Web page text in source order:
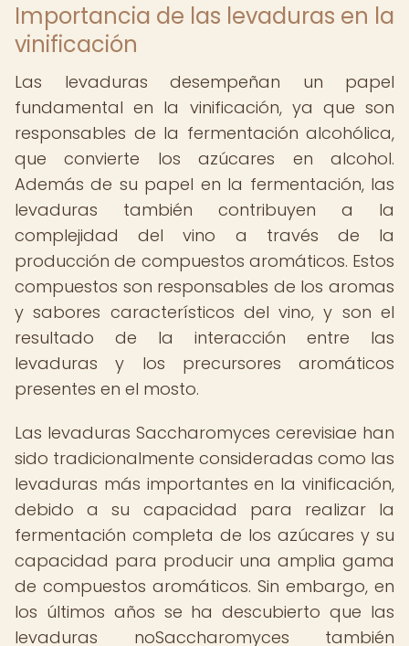
Importancia de las levaduras en la
vinificación
Las levaduras desempeñan un papel
fundamental en la vinificación, ya que son
responsables de la fermentación alcohólica,
que convierte los azúcares en alcohol.
Además de su papel en la fermentación, las
levaduras también contribuyen a la
complejidad del vino a través de la
producción de compuestos aromáticos. Estos
compuestos son responsables de los aromas
y sabores característicos del vino, y son el
resultado de la interacción entre las
levaduras y los precursores aromáticos
presentes en el mosto.
Las levaduras Saccharomyces cerevisiae han
sido tradicionalmente consideradas como las
levaduras más importantes en la vinificación,
debido a su capacidad para realizar la
fermentación completa de los azúcares y su
capacidad para producir una amplia gama
de compuestos aromáticos. Sin embargo, en
los últimos años se ha descubierto que las
levaduras noSaccharomyces también